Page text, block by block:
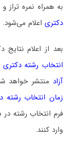
به همراه نمره تراز
دکتری اعلام می‌شود.
بعد از اعلام
انتخاب رشته
آزاد منتشر خواهد
زمان انتخاب رشته
فرم انتخاب رشته
وارد کنند.